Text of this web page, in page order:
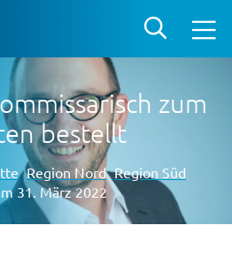
zum
bestellt
Region Nord Region Süd
31. März 2022